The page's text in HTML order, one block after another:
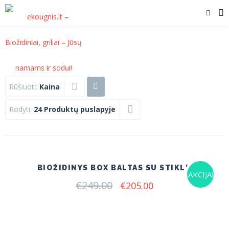
Rūšiuoti: Kaina
Rodyti: 24 Produktų puslapyje
AKCIJA!
BIOŽIDINYS BOX BALTAS SU STIKLU
€249.00 Original
€205.00Current